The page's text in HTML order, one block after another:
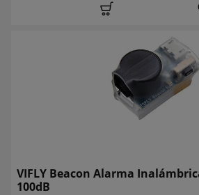
VIFLY Beacon Alarma
100dB